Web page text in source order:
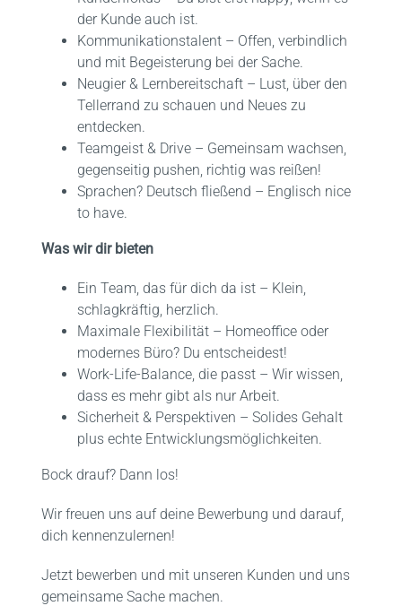
der Kunde auch ist.
Kommunikationstalent – Offen, verbindlich
und mit Begeisterung bei der Sache.
Neugier & Lernbereitschaft – Lust, über den
Tellerrand zu schauen und Neues zu
entdecken.
Teamgeist & Drive – Gemeinsam wachsen,
gegenseitig pushen, richtig was reißen!
Sprachen? Deutsch fließend – Englisch nice
to have.
Was wir dir bieten
Ein Team, das für dich da ist – Klein,
schlagkräftig, herzlich.
Maximale Flexibilität – Homeoffice oder
modernes Büro? Du entscheidest!
Work-Life-Balance, die passt – Wir wissen,
dass es mehr gibt als nur Arbeit.
Sicherheit & Perspektiven – Solides Gehalt
plus echte Entwicklungsmöglichkeiten.
Bock drauf? Dann los!
Wir freuen uns auf deine Bewerbung und darauf,
dich kennenzulernen!
Jetzt bewerben und mit unseren Kunden und uns
gemeinsame Sache machen.